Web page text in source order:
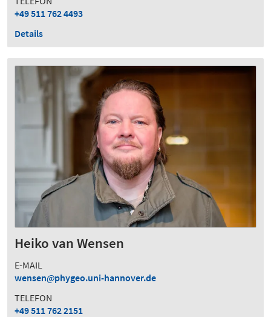
+49 511 762 4493
Details
Heiko van Wensen
E-MAIL
wensen
phygeo.uni-hannover.de
TELEFON
+49 511 762 2151